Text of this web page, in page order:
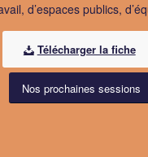
d’espaces publics,
Télécharger la fiche
Nos prochaines sessions